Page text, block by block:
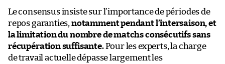
Le consensus insiste sur l’importance de périodes de
repos garanties, notamment pendant l’intersaison, et
la limitation du nombre de matchs consécutifs sans
récupération suffisante.Pour les experts, la charge
de travail actuelle dépasse largement les